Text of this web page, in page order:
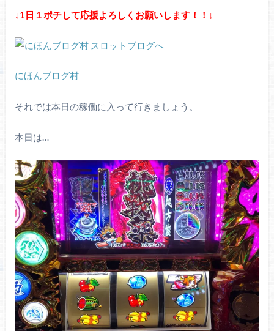
↓1日１ポチして応援よろしくお願いします！！↓
にほんブログ村
それでは本日の稼働に入って行きましょう。
本日は…